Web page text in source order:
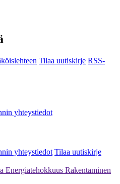
Tilaa uutiskirje RSS-
yhteystiedot
yhteystiedot Tilaa uutiskirje
Energiatehokkuus Rakentaminen